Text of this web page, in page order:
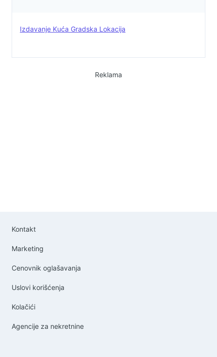
Izdavanje Kuća Gradska Lokacija
Reklama
Kontakt
Marketing
Cenovnik oglašavanja
Uslovi korišćenja
Kolačići
Agencije za nekretnine